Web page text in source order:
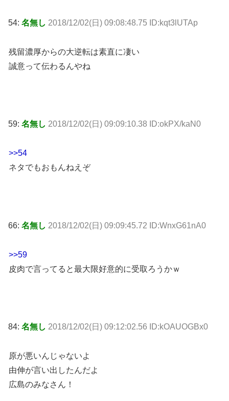
54: 名無し 2018/12/02(日) 09:08:48.75 ID:kqt3lUTAp
残留濃厚からの大逆転は素直に凄い
誠意って伝わるんやね
59: 名無し 2018/12/02(日) 09:09:10.38 ID:okPX/kaN0
>>54
ネタでもおもんねえぞ
66: 名無し 2018/12/02(日) 09:09:45.72 ID:WnxG61nA0
>>59
皮肉で言ってると最大限好意的に受取ろうかｗ
84: 名無し 2018/12/02(日) 09:12:02.56 ID:kOAUOGBx0
原が悪いんじゃないよ
由伸が言い出したんだよ
広島のみなさん！